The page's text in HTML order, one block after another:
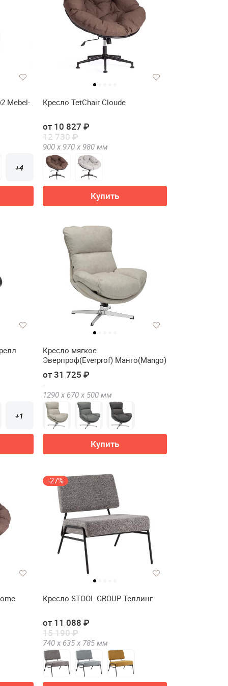
Mebel-
+4
Кресло TetChair Cloude
от 10 827 ₽
12 730 ₽
900 х 970 х 980 мм
Купить
+1
Кресло мягкое
Эверпроф(Everprof) Манго(Mango)
от 31 725 ₽
1290 х 670 х 500 мм
Купить
-27%
Кресло STOOL GROUP Теллинг
от 11 088 ₽
15 190 ₽
740 х 635 х 785 мм